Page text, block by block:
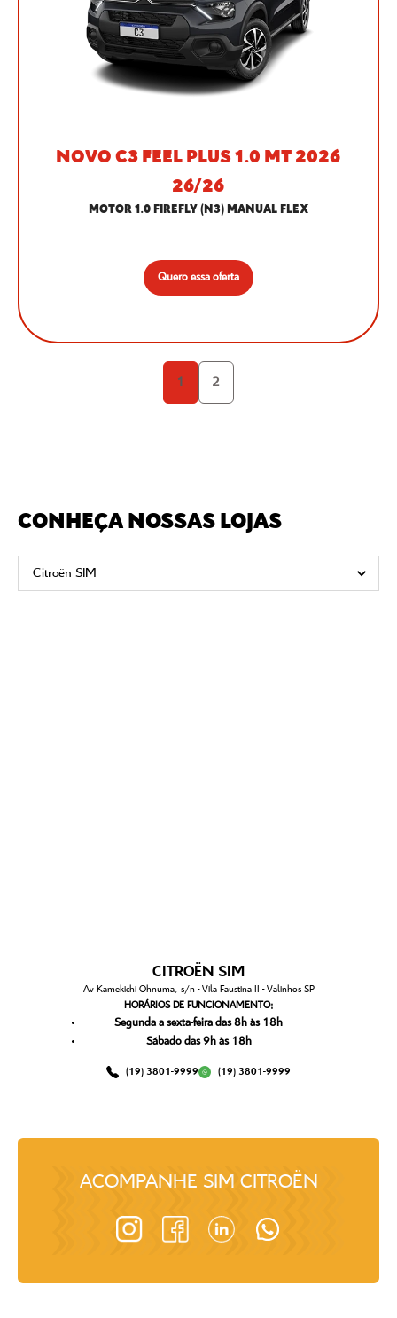
NOVO C3 FEEL PLUS 1.0 MT 2026
26/26
MOTOR 1.0 FIREFLY (N3) MANUAL FLEX
Quero essa oferta
1 2
CONHEÇA NOSSAS LOJAS
CITROËN SIM
Av Kamekichi Ohnuma, s/n - Vila Faustina II - Valinhos SP
HORÁRIOS DE FUNCIONAMENTO:
Segunda a sexta-feira das 8h às 18h
Sábado das 9h às 18h
(19) 3801-9999 (19) 3801-9999
ACOMPANHE SIM CITROËN